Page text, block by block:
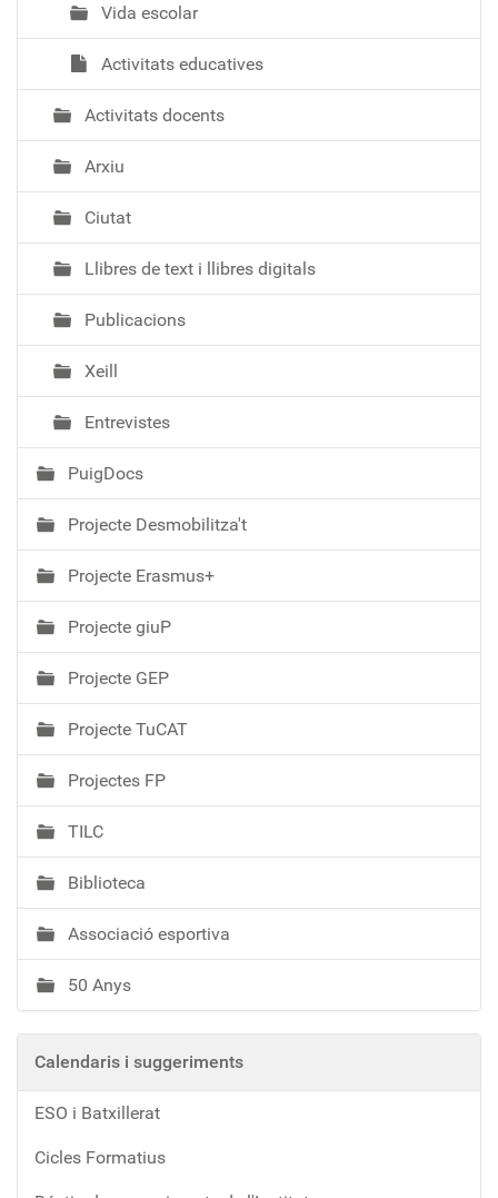
Vida escolar
Activitats educatives
Activitats docents
Arxiu
Ciutat
Llibres de text i llibres digitals
Publicacions
Xeill
Entrevistes
PuigDocs
Projecte Desmobilitza't
Projecte Erasmus+
Projecte giuP
Projecte GEP
Projecte TuCAT
Projectes FP
TILC
Biblioteca
Associació esportiva
50 Anys
Calendaris i suggeriments
ESO i Batxillerat
Cicles Formatius